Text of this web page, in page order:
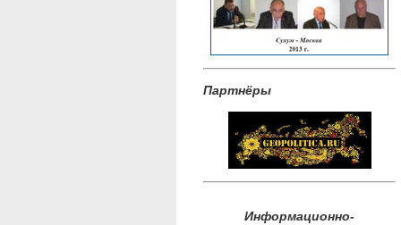
Партнёры
Информационно-